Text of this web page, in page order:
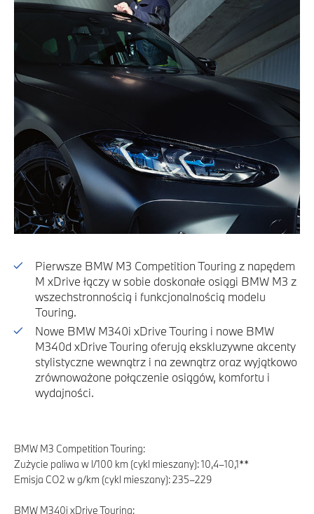
Pierwsze BMW M3 Competition Touring z napędem
M xDrive łączy w sobie doskonałe osiągi BMW M3 z
wszechstronnością i funkcjonalnością modelu
Touring.
Nowe BMW M340i xDrive Touring i nowe BMW
M340d xDrive Touring oferują ekskluzywne akcenty
stylistyczne wewnątrz i na zewnątrz oraz wyjątkowo
zrównoważone połączenie osiągów, komfortu i
wydajności.
BMW M3 Competition Touring:
Zużycie paliwa w l/100 km (cykl mieszany): 10,4–10,1**
Emisja CO2 w g/km (cykl mieszany): 235–229
BMW M340i xDrive Touring: